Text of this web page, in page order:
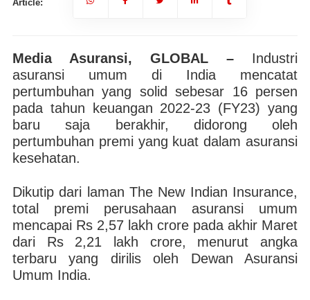
Article:
Media Asuransi, GLOBAL – Industri
asuransi umum di India mencatat
pertumbuhan yang solid sebesar 16 persen
pada tahun keuangan 2022-23 (FY23) yang
baru saja berakhir, didorong oleh
pertumbuhan premi yang kuat dalam asuransi
kesehatan.
Dikutip dari laman The New Indian Insurance,
total premi perusahaan asuransi umum
mencapai Rs 2,57 lakh crore pada akhir Maret
dari Rs 2,21 lakh crore, menurut angka
terbaru yang dirilis oleh Dewan Asuransi
Umum India.